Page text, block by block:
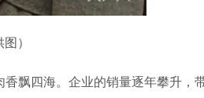
）
飘四海。企业的销量逐年攀升，